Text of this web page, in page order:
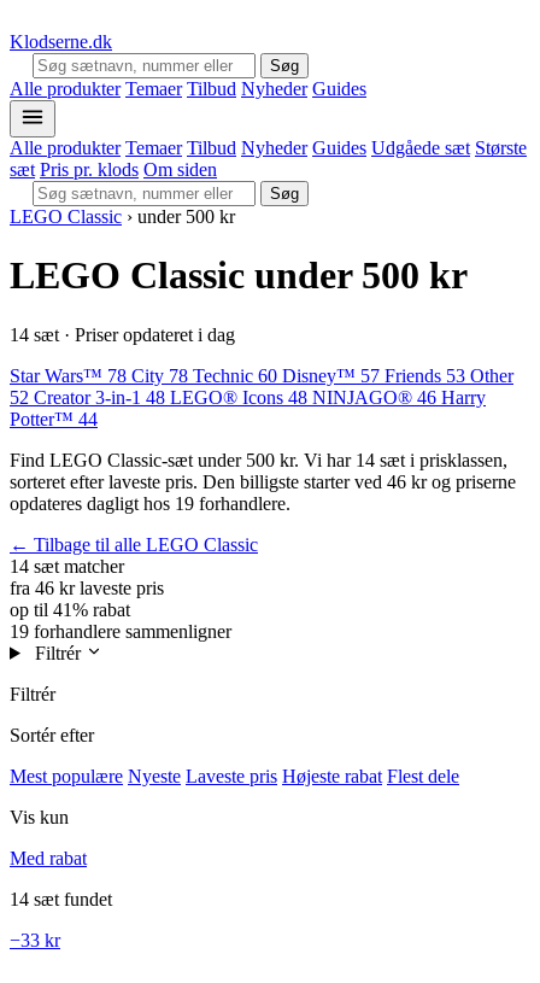
Klodserne.dk
Søg
Alle produkter Temaer Tilbud Nyheder Guides
Alle produkter Temaer Tilbud Nyheder Guides Udgåede sæt Største
sæt Pris pr. klods Om siden
Søg
LEGO Classic › under 500 kr
LEGO Classic under 500 kr
14 sæt · Priser opdateret i dag
Star Wars™ 78 City 78 Technic 60 Disney™ 57 Friends 53 Other
52 Creator 3-in-1 48 LEGO® Icons 48 NINJAGO® 46 Harry
Potter™ 44
Find LEGO Classic-sæt under 500 kr. Vi har 14 sæt i prisklassen,
sorteret efter laveste pris. Den billigste starter ved 46 kr og priserne
opdateres dagligt hos 19 forhandlere.
← Tilbage til alle LEGO Classic
14 sæt matcher
fra 46 kr laveste pris
op til 41% rabat
19 forhandlere sammenligner
Filtrér
Filtrér
Sortér efter
Mest populære Nyeste Laveste pris Højeste rabat Flest dele
Vis kun
Med rabat
14 sæt fundet
−33 kr